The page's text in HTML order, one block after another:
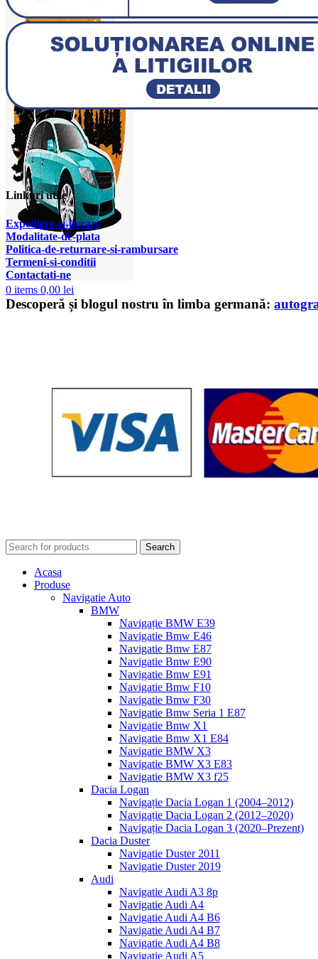
0 items 0,00 lei
Linkuri utile
Expediere-si-livrare
Modalitate-de-plata
Politica-de-returnare-si-rambursare
Termeni-si-conditii
Contactati-ne
Descoperă și blogul nostru în limba germană:
Search
Acasa
Produse
Navigatie Auto
BMW
Navigație BMW E39
Navigatie Bmw E46
Navigatie Bmw E87
Navigatie Bmw E90
Navigatie Bmw E91
Navigatie Bmw F10
Navigatie Bmw F30
Navigatie Bmw Seria 1 E87
Navigatie Bmw X1
Navigatie Bmw X1 E84
Navigatie BMW X3
Navigatie BMW X3 E83
Navigatie BMW X3 f25
Dacia Logan
Navigație Dacia Logan 1 (2004–2012)
Navigație Dacia Logan 2 (2012–2020)
Navigație Dacia Logan 3 (2020–Prezent)
Dacia Duster
Navigatie Duster 2011
Navigatie Duster 2019
Audi
Navigatie Audi A3 8p
Navigatie Audi A4
Navigatie Audi A4 B6
Navigatie Audi A4 B7
Navigatie Audi A4 B8
Navigatie Audi A5